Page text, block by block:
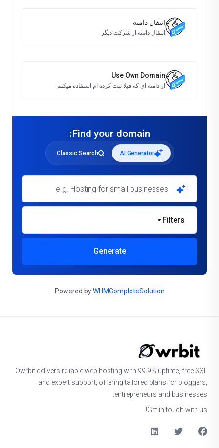
انتقال دامنه
انتقال دامنه از شرکت دیگر
Use Own Domain
از دامنه ای که قبلا ثبت کرده ام استفاده میکنم
Find your domain:
AI Generator
Classic Search
e.g. Hosting for small businesses
Filters
Generate
Powered byWHMCompleteSolution
Owrbit delivers reliable web hosting with 99.9% uptime, free SSL
and expert support, offering tailored plans for bloggers,
entrepreneurs and businesses.
Get in touch with us!